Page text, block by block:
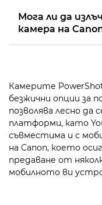
Мога ли да
камера на
Камерите
безжични опции за
позволява лесно да
платформи, като
съвместима и с
на Canon, което
предаване от
мобилното ви